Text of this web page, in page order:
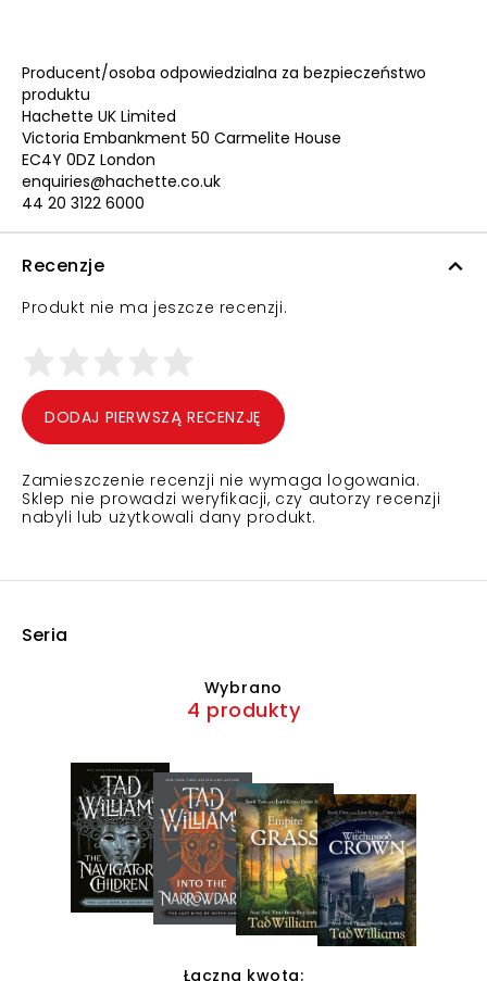
Producent/osoba odpowiedzialna za bezpieczeństwo
produktu
Hachette UK Limited
Victoria Embankment 50 Carmelite House
EC4Y 0DZ London
enquiries@hachette.co.uk
44 20 3122 6000
Recenzje
Produkt nie ma jeszcze recenzji.
DODAJ PIERWSZĄ RECENZJĘ
Zamieszczenie recenzji nie wymaga logowania.
Sklep nie prowadzi weryfikacji, czy autorzy recenzji
nabyli lub użytkowali dany produkt.
Seria
Wybrano
4 produkty
Łączna kwota: